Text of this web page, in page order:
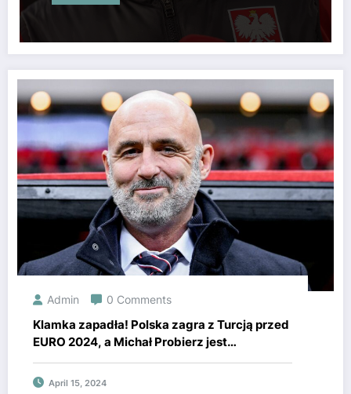
Admin 0 Comments
Klamka zapadła! Polska zagra z Turcją przed
EURO 2024, a Michał Probierz jest
zadowolony
April 15, 2024